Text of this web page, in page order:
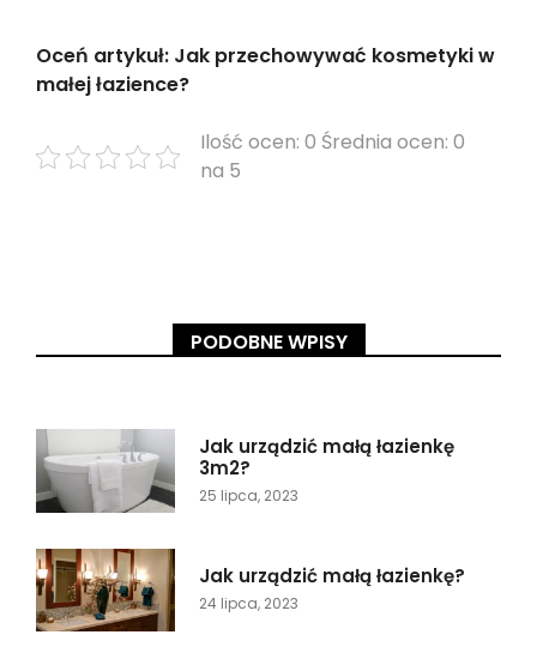
Oceń artykuł: Jak przechowywać kosmetyki w
małej łazience?
Ilość ocen: 0 Średnia ocen: 0
na 5
PODOBNE WPISY
Jak urządzić małą łazienkę
3m2?
25 lipca, 2023
Jak urządzić małą łazienkę?
24 lipca, 2023